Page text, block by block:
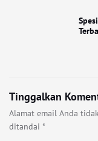
Tinggalkan
Alamat email Anda
ditandai *